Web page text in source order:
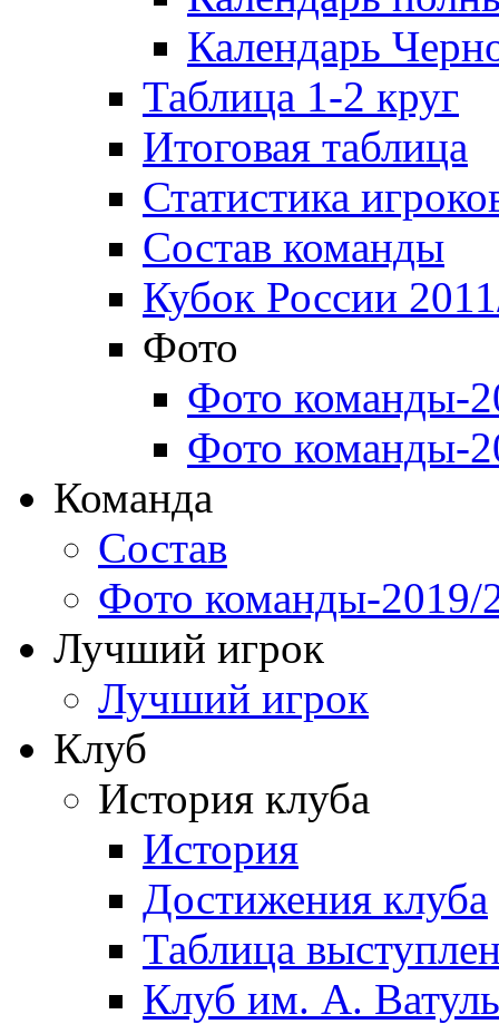
Календарь
Таблица 1-2 круг
Итоговая таблица
Статистика
Состав команды
Кубок России
Фото
Фото команды-
Фото команды-
Команда
Состав
Фото команды-2019/
Лучший игрок
Лучший игрок
Клуб
История клуба
История
Достижения клуба
Таблица
Клуб им. А.